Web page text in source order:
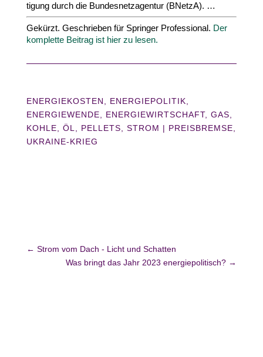
tigung durch die Bundes­netz­agentur (BNetzA). …
Gekürzt. Geschrieben für Springer Profes­sional. Der
komplette Beitrag ist hier zu lesen.
ENERGIEKOSTEN ENERGIEPOLITIK
ENERGIEWENDE
ENERGIEWIRTSCHAFT, GAS
KOHLE
ÖL PELLETS STROM | PREISBREMSE
UKRAINE-KRIEG
← Strom vom Dach - Licht und Schatten
Was bringt das Jahr 2023 energiepolitisch? →